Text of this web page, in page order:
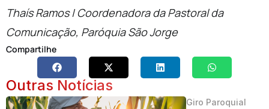
Thaís Ramos |Coordenadora da Pastoral da
Comunicação, Paróquia São Jorge
Compartilhe
Outras Notícias
Giro Paroquial